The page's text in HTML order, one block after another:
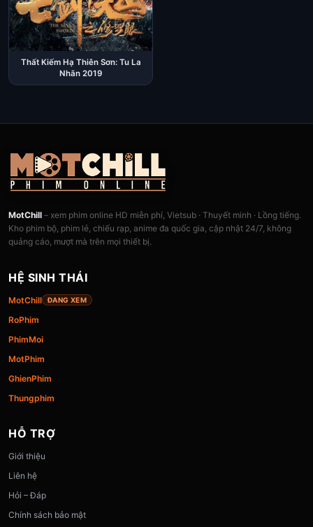
Thất Kiếm Hạ Thiên Sơn: Tu La
Nhãn 2019
MotChill – xem phim online HD miễn phí, Vietsub · Thuyết minh · Lồng tiếng.
Kho phim bộ, phim lẻ, chiếu rạp, anime đa quốc gia, cập nhật 24/7, không
quảng cáo, mượt mà trên mọi thiết bị.
HỆ SINH THÁI
MotChill ĐANG XEM
RoPhim
PhimMoi
MotPhim
GhienPhim
Thungphim
HỖ TRỢ
Giới thiệu
Liên hệ
Hỏi – Đáp
Chính sách bảo mật